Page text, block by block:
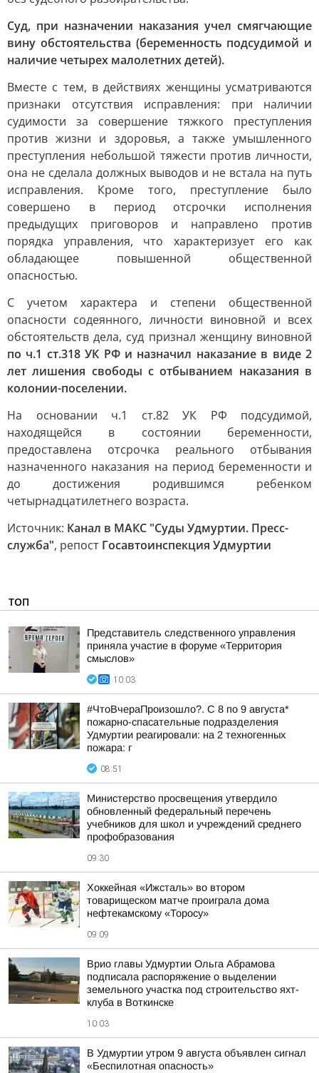
Суд, при назначении наказания учел смягчающие
вину обстоятельства (беременность подсудимой и
наличие четырех малолетних детей).
Вместе с тем, в действиях женщины усматриваются
признаки отсутствия исправления: при наличии
судимости за совершение тяжкого преступления
против жизни и здоровья, а также умышленного
преступления небольшой тяжести против личности,
она не сделала должных выводов и не встала на путь
исправления. Кроме того, преступление было
совершено в период отсрочки исполнения
предыдущих приговоров и направлено против
порядка управления, что характеризует его как
обладающее повышенной общественной
опасностью.
С учетом характера и степени общественной
опасности содеянного, личности виновной и всех
обстоятельств дела, суд признал женщину виновной
по ч.1 ст.318 УК РФ и назначил наказание в виде 2
лет лишения свободы с отбыванием наказания в
колонии-поселении.
На основании ч.1 ст.82 УК РФ подсудимой,
находящейся в состоянии беременности,
предоставлена отсрочка реального отбывания
назначенного наказания на период беременности и
до достижения родившимся ребенком
четырнадцатилетнего возраста.
Источник: Канал в МАКС "Суды Удмуртии. Пресс-
служба", репост Госавтоинспекция Удмуртии
ТОП
Представитель следственного управления
приняла участие в форуме «Территория
смыслов»
10:03
#ЧтоВчераПроизошло?. С 8 по 9 августа*
пожарно-спасательные подразделения
Удмуртии реагировали: на 2 техногенных
пожара: г
08:51
Министерство просвещения утвердило
обновленный федеральный перечень
учебников для школ и учреждений среднего
профобразования
09:30
Хоккейная «Ижсталь» во втором
товарищеском матче проиграла дома
нефтекамскому «Торосу»
09:09
Врио главы Удмуртии Ольга Абрамова
подписала распоряжение о выделении
земельного участка под строительство яхт-
клуба в Воткинске
10:03
В Удмуртии утром 9 августа объявлен сигнал
«Беспилотная опасность»